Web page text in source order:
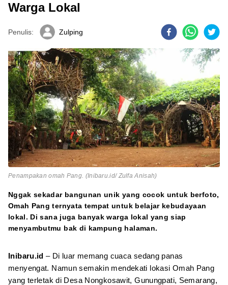
Warga Lokal
Penulis: Zulping
Penampakan omah Pang. (Inibaru.id/ Zulfa Anisah)
Nggak sekadar bangunan unik yang cocok untuk berfoto,
Omah Pang ternyata tempat untuk belajar kebudayaan
lokal. Di sana juga banyak warga lokal yang siap
menyambutmu bak di kampung halaman.
Inibaru.id– Di luar memang cuaca sedang panas
menyengat. Namun semakin mendekati lokasi Omah Pang
yang terletak di Desa Nongkosawit, Gunungpati, Semarang,